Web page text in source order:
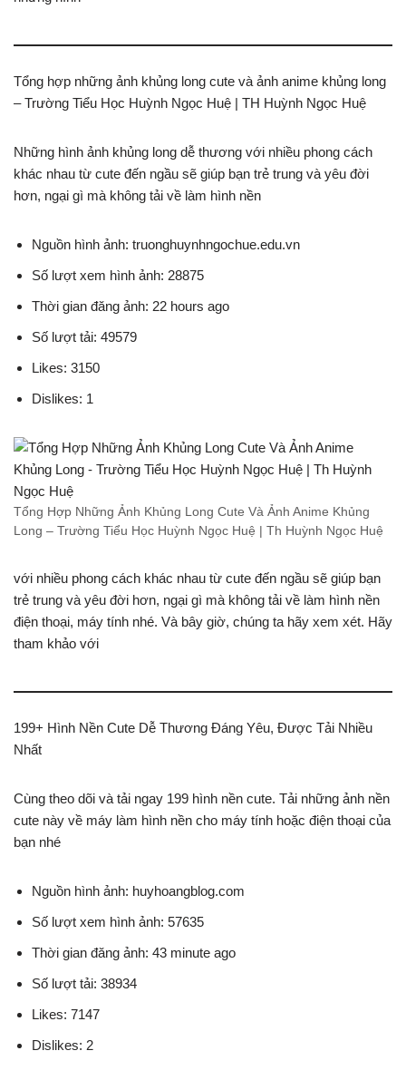
Tổng hợp những ảnh khủng long cute và ảnh anime khủng long
– Trường Tiểu Học Huỳnh Ngọc Huệ | TH Huỳnh Ngọc Huệ
Những hình ảnh khủng long dễ thương với nhiều phong cách
khác nhau từ cute đến ngầu sẽ giúp bạn trẻ trung và yêu đời
hơn, ngại gì mà không tải về làm hình nền
Nguồn hình ảnh: truonghuynhngochue.edu.vn
Số lượt xem hình ảnh: 28875
Thời gian đăng ảnh: 22 hours ago
Số lượt tải: 49579
Likes: 3150
Dislikes: 1
Tổng Hợp Những Ảnh Khủng Long Cute Và Ảnh Anime Khủng
Long – Trường Tiểu Học Huỳnh Ngọc Huệ | Th Huỳnh Ngọc Huệ
với nhiều phong cách khác nhau từ cute đến ngầu sẽ giúp bạn
trẻ trung và yêu đời hơn, ngại gì mà không tải về làm hình nền
điện thoại, máy tính nhé. Và bây giờ, chúng ta hãy xem xét. Hãy
tham khảo với
199+ Hình Nền Cute Dễ Thương Đáng Yêu, Được Tải Nhiều
Nhất
Cùng theo dõi và tải ngay 199 hình nền cute. Tải những ảnh nền
cute này về máy làm hình nền cho máy tính hoặc điện thoại của
bạn nhé
Nguồn hình ảnh: huyhoangblog.com
Số lượt xem hình ảnh: 57635
Thời gian đăng ảnh: 43 minute ago
Số lượt tải: 38934
Likes: 7147
Dislikes: 2